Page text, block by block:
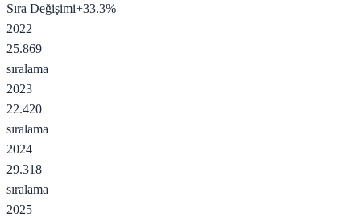
Sıra Değişimi+33.3%
2022
25.869
sıralama
2023
22.420
sıralama
2024
29.318
sıralama
2025